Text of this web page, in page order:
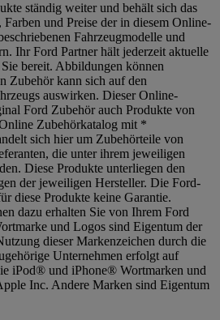
ständig weiter und behält sich das
und Preise der in diesem Online-
Fahrzeugmodelle und
Ihr Ford Partner hält jederzeit aktuelle
bereit. Abbildungen können
Zubehör kann sich auf den
auswirken. Dieser Online-
Ford Zubehör auch Produkte von
Zubehörkatalog mit *
sich hier um Zubehörteile von
die unter ihrem jeweiligen
Diese Produkte unterliegen den
der jeweiligen Hersteller. Die Ford-
diese Produkte keine Garantie.
dazu erhalten Sie von Ihrem Ford
und Logos sind Eigentum der
dieser Markenzeichen durch die
Unternehmen erfolgt auf
iPod® und iPhone® Wortmarken und
Inc. Andere Marken sind Eigentum